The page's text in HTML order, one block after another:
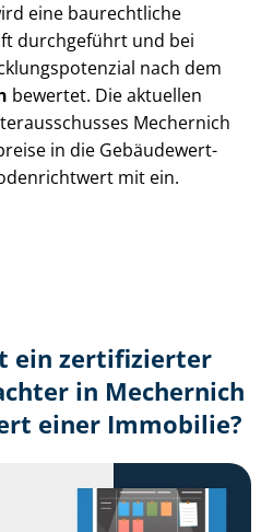
eine baurechtliche
durchgeführt und bei
nach dem
bewertet. Die aktuellen
Mechernich
in die Ge­bäu­de­wert­
mit ein.
ein zertifizierter
in Mechernich
einer Immobilie?